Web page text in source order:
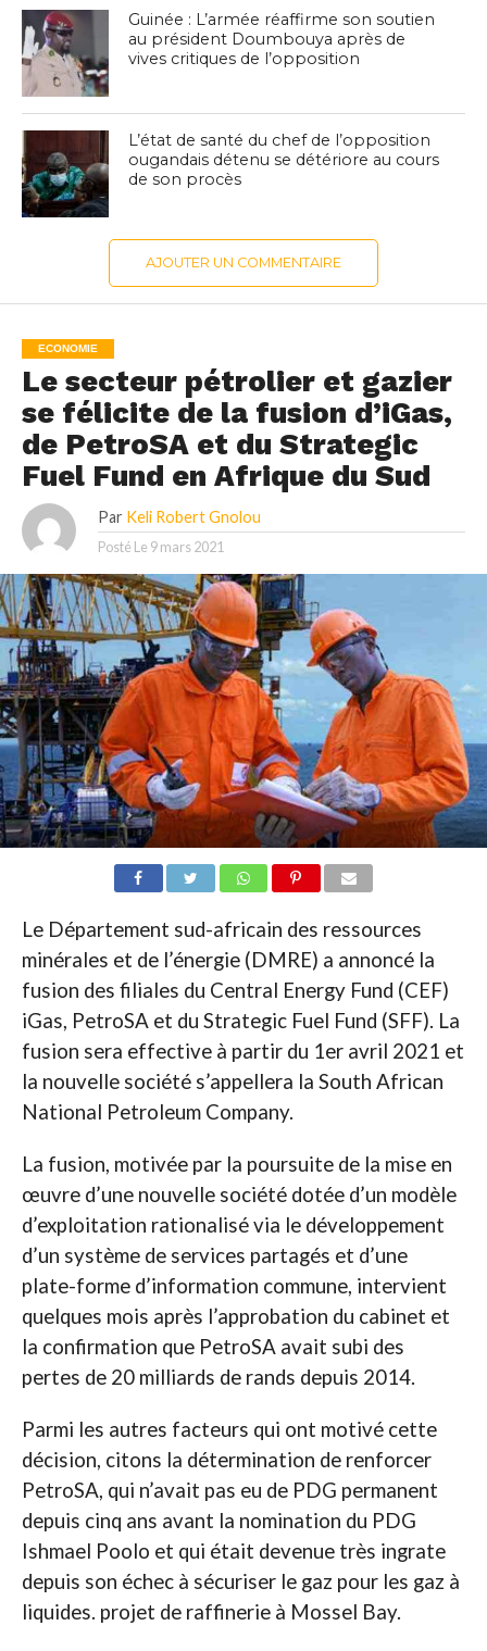
Guinée : L’armée réaffirme son soutien
au président Doumbouya après de
vives critiques de l’opposition
L’état de santé du chef de l’opposition
ougandais détenu se détériore au cours
de son procès
AJOUTER UN COMMENTAIRE
ECONOMIE
Le secteur pétrolier et gazier
se félicite de la fusion d’iGas,
de PetroSA et du Strategic
Fuel Fund en Afrique du Sud
Par Keli Robert Gnolou
Posté Le 9 mars 2021
Le Département sud-africain des ressources
minérales et de l’énergie (DMRE) a annoncé la
fusion des filiales du Central Energy Fund (CEF)
iGas, PetroSA et du Strategic Fuel Fund (SFF). La
fusion sera effective à partir du 1er avril 2021 et
la nouvelle société s’appellera la South African
National Petroleum Company.
La fusion, motivée par la poursuite de la mise en
œuvre d’une nouvelle société dotée d’un modèle
d’exploitation rationalisé via le développement
d’un système de services partagés et d’une
plate-forme d’information commune, intervient
quelques mois après l’approbation du cabinet et
la confirmation que PetroSA avait subi des
pertes de 20 milliards de rands depuis 2014.
Parmi les autres facteurs qui ont motivé cette
décision, citons la détermination de renforcer
PetroSA, qui n’avait pas eu de PDG permanent
depuis cinq ans avant la nomination du PDG
Ishmael Poolo et qui était devenue très ingrate
depuis son échec à sécuriser le gaz pour les gaz à
liquides. projet de raffinerie à Mossel Bay.